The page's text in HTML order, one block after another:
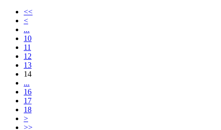
<<
<
...
10
11
12
13
14
...
16
17
18
>
>>